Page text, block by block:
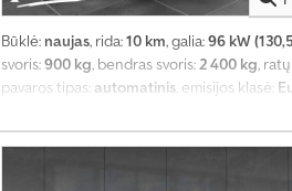
Būklė: naujas, rida:10 km, galia:96 kW
svoris:900 kg, bendras svoris:2 400 kg,
pavaros tipas: automatinis, emisijos klasė:
,
2026, Įranga:ABS, borto kompiuteris,
sistema, kruizo kontrolė, naudoto
priešrūkiniai žibintai, statymo jutikliai,